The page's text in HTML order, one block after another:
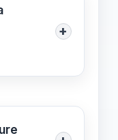
che
nel XVIII e
+
sistema